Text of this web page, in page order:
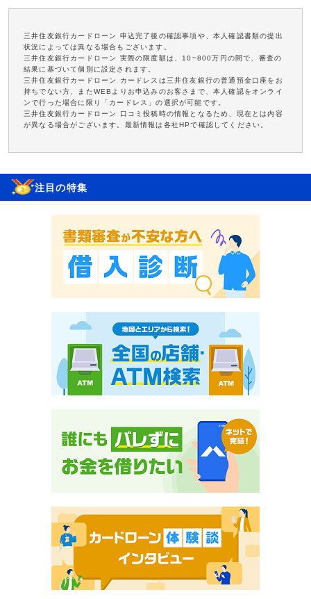
三井住友銀行カードローン 申込完了後の確認事項や、本人確認書類の提出
状況によっては異なる場合もございます。
三井住友銀行カードローン 実際の限度額は、10~800万円の間で、審査の
結果に基づいて個別に設定されます。
三井住友銀行カードローン カードレスは三井住友銀行の普通預金口座をお
持ちでない方、またWEBよりお申込みのお客さまで、本人確認をオンライ
ンで行った場合に限り「カードレス」の選択が可能です。
三井住友銀行カードローン 口コミ投稿時の情報となるため、現在とは内容
が異なる場合がございます。最新情報は各社HPで確認してください。
注目の特集